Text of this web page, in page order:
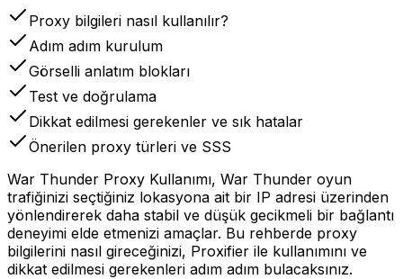
Proxy bilgileri nasıl kullanılır?
Adım adım kurulum
Görselli anlatım blokları
Test ve doğrulama
Dikkat edilmesi gerekenler ve sık hatalar
Önerilen proxy türleri ve SSS
War Thunder Proxy Kullanımı, War Thunder oyun
trafiğinizi seçtiğiniz lokasyona ait bir IP adresi üzerinden
yönlendirerek daha stabil ve düşük gecikmeli bir bağlantı
deneyimi elde etmenizi amaçlar. Bu rehberde proxy
bilgilerini nasıl gireceğinizi, Proxifier ile kullanımını ve
dikkat edilmesi gerekenleri adım adım bulacaksınız.